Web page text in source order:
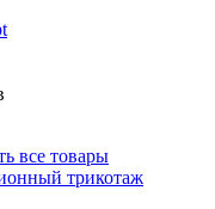
все товары
трикотаж